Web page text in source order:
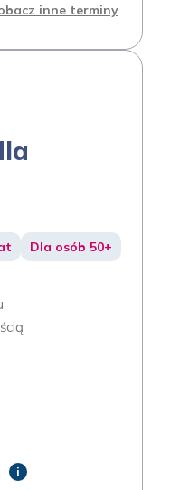
inne terminy
Dla osób 50+
i